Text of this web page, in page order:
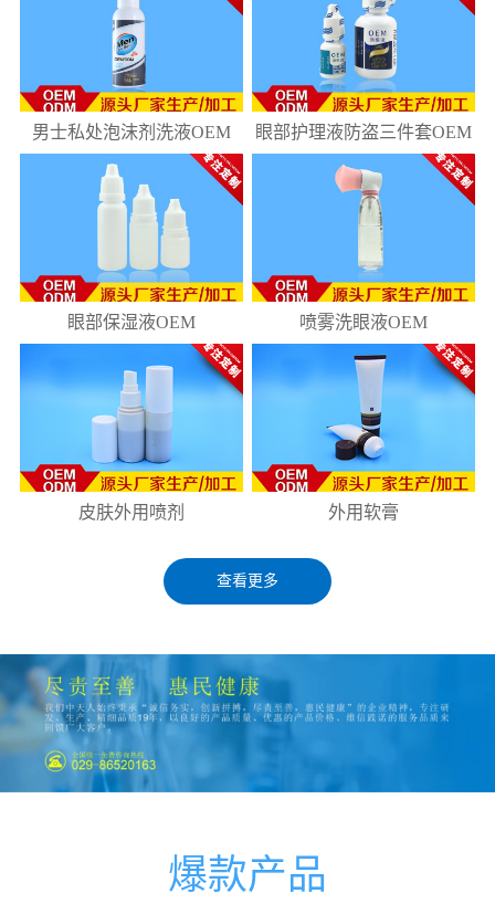
10
218
男士私处泡沫剂洗液OEM 眼部护理液防盗三件套OEM
眼部保湿液OEM 喷雾洗眼液OEM
皮肤外用喷剂 外用软膏
查看更多
爆款产品